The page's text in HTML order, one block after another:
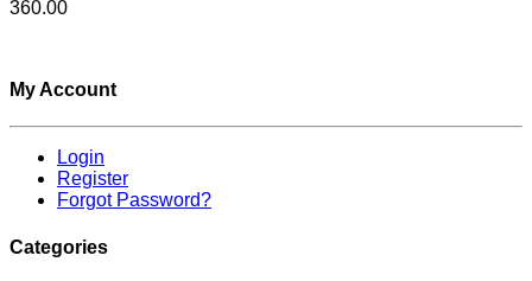
360.00
My Account
Login
Register
Forgot Password?
Categories